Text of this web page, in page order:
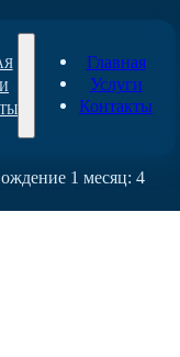
Главная
Услуги
Контакты
1 месяц: 4